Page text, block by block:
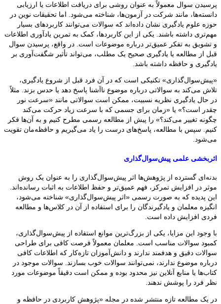
پرسیدن سوال معمولاً به عنوان روشی برای دریافت اطلاعات یا ارزیابی
دانسته‌ها، مانند شرکت در آزمون‌ها، شناخته می‌شود. اما تحقیقات نوین در
حوزه علوم یادگیری نشان داده‌اند که سوالات می‌توانند کاربردهای بسیار
مهم‌تری داشته باشند. یکی از این کاربردها، کمک به تمرین یادآوری اطلاعات
و تشویق به تفکر عمیق‌تر درباره موضوعات است. در واقع، پرسیدن سوال
قبل از مطالعه یا یادگیری صحیح یک مطلب، می‌تواند تأثیر شگفت‌آوری بر
یادگیری و حافظه داشته باشد.
«پیش‌سوال‌گذاری» تکنیکی است که در آن فرد قبل از شروع یادگیری،
تلاش می‌کند به سوالاتی درباره موضوع ناآشنا پاسخ دهد یا حدس بزند. مثلاً
در حال یادگیری نظریه نسبیت، ممکن است سوالاتی مانند «سرعت نور
چقدر است؟» یا «زمان برای جسمی که با سرعت زیاد حرکت می‌کند
چگونه تغییر می‌کند؟» را پیش از مطالعه رسمی مطرح کنیم و به آن‌ها فکر
کنیم. سپس با مطالعه، پاسخ‌های درست را یاد می‌گیریم و حافظه‌مان تقویت
می‌شود.
اثربخشی علمی پیش‌سوال‌گذاری
بدنه‌ای گسترده از پژوهش‌ها اثر پیش‌سوال‌گذاری را به عنوان یک روش
موثر در افزایش تمرکز، فهم عمیق‌تر و حفظ اطلاعات به اثبات رسانده‌اند.
این پدیده که به صورت رسمی «اثر پیش‌سوال‌گذاری» شناخته می‌شود،
انگیزه معلمان و یادگیرندگان را برای استفاده از آن در کلاس‌ها و مطالعه
فردی افزایش داده است.
با وجود این مزایا، یکی از بزرگ‌ترین موانع استفاده از پیش‌سوال‌گذاری،
کمبود سوالات مناسب است. معلمان معمولاً فرصت کافی برای طراحی
سوالات دقیق و هدفمند ندارند و دانش‌آموزان تازه‌کار که اطلاعات کافی
درباره موضوع ندارند، نمی‌توانند سوالات خوب بسازند. سوالات موجود در
کتاب‌ها یا منابع آنلاین نیز محدود بوده و ممکن است دقیقاً موضوعات مورد
نظر فرد را پوشش ندهند.
در یک مطالعه تازه منتشر شده در مجله «پژوهش کاربردی در حافظه و